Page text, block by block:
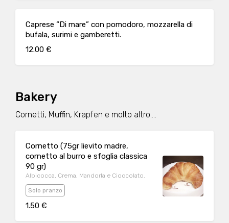
Caprese “Di mare” con pomodoro, mozzarella di
bufala, surimi e gamberetti.
12.00 €
Bakery
Cornetti, Muffin, Krapfen e molto altro....
Cornetto (75gr lievito madre,
cornetto al burro e sfoglia classica
90 gr)
Albicocca, Crema, Mandorla e Cioccolato.
Solo pranzo
1.50 €